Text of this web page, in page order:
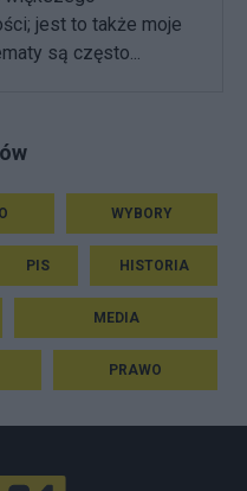
jest to także moje
są często...
WYBORY
PIS HISTORIA
MEDIA
PRAWO